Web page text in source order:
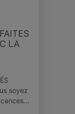
LA
soyez